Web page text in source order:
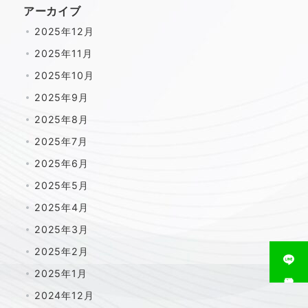
アーカイブ
2025年12月
2025年11月
2025年10月
2025年9月
2025年8月
2025年7月
2025年6月
2025年5月
2025年4月
2025年3月
2025年2月
2025年1月
2024年12月